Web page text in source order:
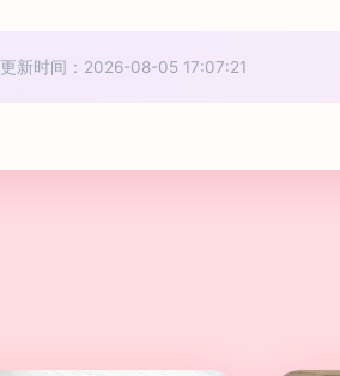
更新时间：2026-08-05 17:07:21